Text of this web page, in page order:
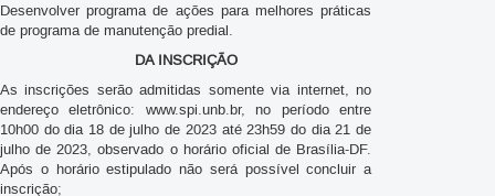
Desenvolver programa de ações para melhores práticas
de programa de manutenção predial.
DA INSCRIÇÃO
As inscrições serão admitidas somente via internet, no
endereço eletrônico: www.spi.unb.br, no período entre
10h00 do dia 18 de julho de 2023 até 23h59 do dia 21 de
julho de 2023, observado o horário oficial de Brasília-DF.
Após o horário estipulado não será possível concluir a
inscrição;